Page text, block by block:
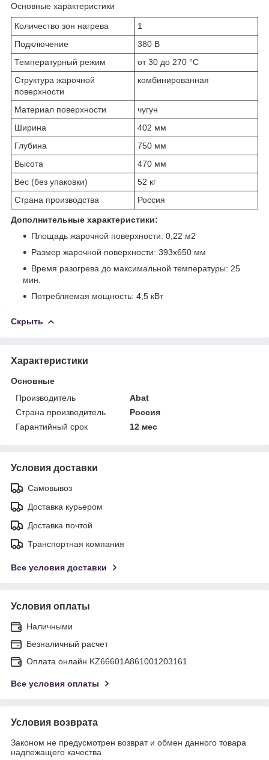
Основные характеристики
Количество зон нагрева
1
Подключение
380 В
Температурный режим
от 30 до 270 °С
Структура жарочной
поверхности
комбинированная
Материал поверхности
чугун
Ширина
402 мм
Глубина
750 мм
Высота
470 мм
Вес (без упаковки)
52 кг
Страна производства
Россия
Дополнительные характеристики:
Площадь жарочной поверхности: 0,22 м2
Размер жарочной поверхности: 393x650 мм
Время разогрева до максимальной температуры: 25
мин.
Потребляемая мощность: 4,5 кВт
Скрыть
Характеристики
Основные
Производитель
Abat
Страна производитель
Россия
Гарантийный срок
12 мес
Условия доставки
Самовывоз
Доставка курьером
Доставка почтой
Транспортная компания
Все условия доставки
Условия оплаты
Наличными
Безналичный расчет
Оплата онлайн KZ66601A861001203161
Все условия оплаты
Условия возврата
Законом не предусмотрен возврат и обмен данного товара
надлежащего качества